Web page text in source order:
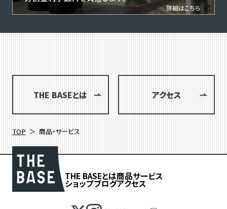
THE BASEとは アクセス
TOP 商品・サービス
THE BASEとは商品サービス
ショップブログアクセス